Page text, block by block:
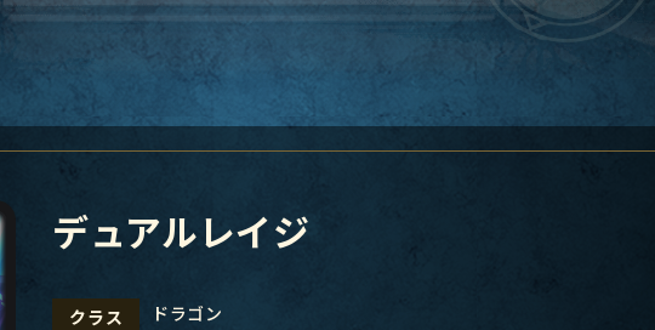
デュアルレイジ
クラス ドラゴン